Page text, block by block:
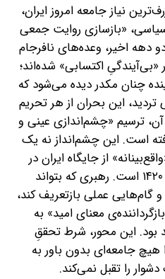
نیاز جامعه امروز ایران،
سیاسی، «بازسازی روایت جمعی
دهه اخیر، وعده‌های نافرجام
«بی‌آیندگیِ اکتسابی» شده‌اند؛
چنان مکدر دیده می‌شود که
این بحران از هر تحریم
ترسیم «چشم‌اندازی عینی و
است. این چشم‌انداز نه یک
از جایگاه ایران در
نظم منطقه‌ای و جهانی تا افق ۱۴۲۰ است. رهبری که بتواند
گام‌هایی عملی بازتعریف کند،
معنای امید» به
این محور، شرط تحققِ
هیچ جامعه‌ای بدون باور به
را تقبل نمی‌کند.